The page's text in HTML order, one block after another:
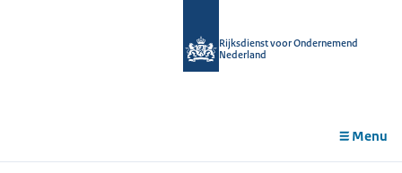
Rijksdienst voor Ondernemend
Nederland
Menu